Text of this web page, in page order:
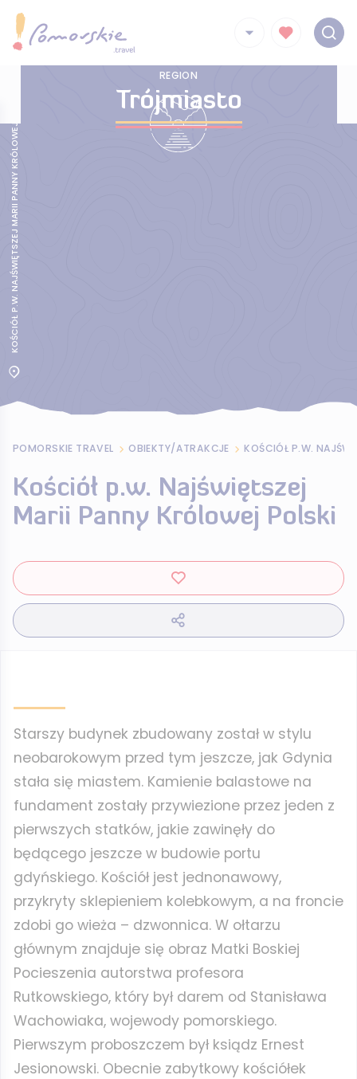
REGION
Trójmiasto
KOŚCIÓŁ P.W. NAJŚWIĘTSZEJ MARII PANNY KRÓLOWEJ POLSKI
POMORSKIE TRAVEL OBIEKTY/ATRAKCJE
Kościół p.w. Najświętszej
Marii Panny Królowej Polski
Starszy budynek zbudowany został w stylu
neobarokowym przed tym jeszcze, jak Gdynia
stała się miastem. Kamienie balastowe na
fundament zostały przywiezione przez jeden z
pierwszych statków, jakie zawinęły do
będącego jeszcze w budowie portu
gdyńskiego. Kościół jest jednonawowy,
przykryty sklepieniem kolebkowym, a na froncie
zdobi go wieża – dzwonnica. W ołtarzu
głównym znajduje się obraz Matki Boskiej
Pocieszenia autorstwa profesora
Rutkowskiego, który był darem od Stanisława
Wachowiaka, wojewody pomorskiego.
Pierwszym proboszczem był ksiądz Ernest
Jesionowski. Obecnie zabytkowy kościółek